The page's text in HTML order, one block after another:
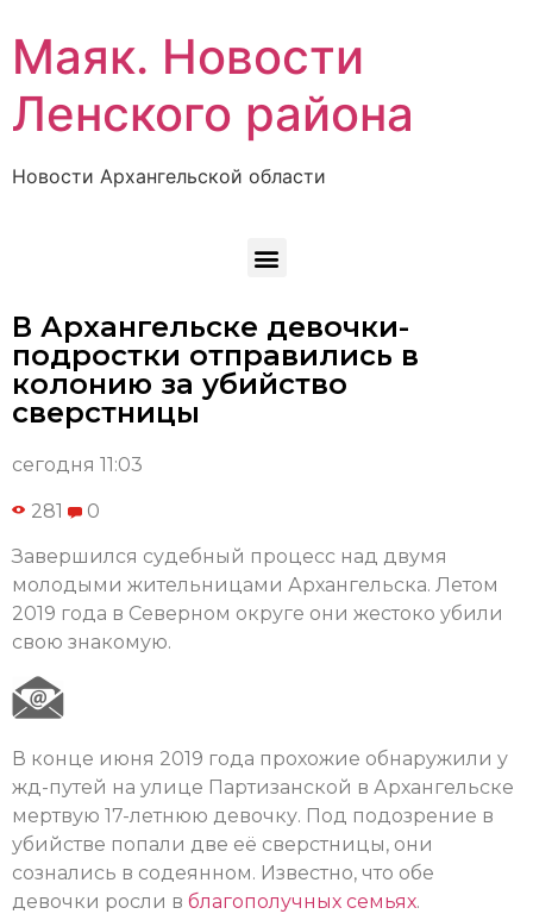
Маяк. Новости
Ленского района
Новости Архангельской области
В Архангельске девочки-
подростки отправились в
колонию за убийство
сверстницы
сегодня 11:03
281 0
Завершился судебный процесс над двумя
молодыми жительницами Архангельска. Летом
2019 года в Северном округе они жестоко убили
свою знакомую.
В конце июня 2019 года прохожие обнаружили у
жд-путей на улице Партизанской в Архангельске
мертвую 17-летнюю девочку. Под подозрение в
убийстве попали две её сверстницы, они
сознались в содеянном. Известно, что обе
девочки росли в благополучных семьях.